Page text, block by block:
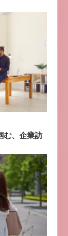
む、企業訪